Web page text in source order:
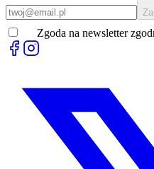
Zgoda na newsletter